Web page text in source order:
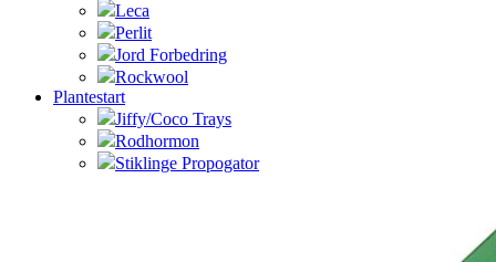
Leca
Perlit
Jord Forbedring
Rockwool
Plantestart
Jiffy/Coco Trays
Rodhormon
Stiklinge Propogator